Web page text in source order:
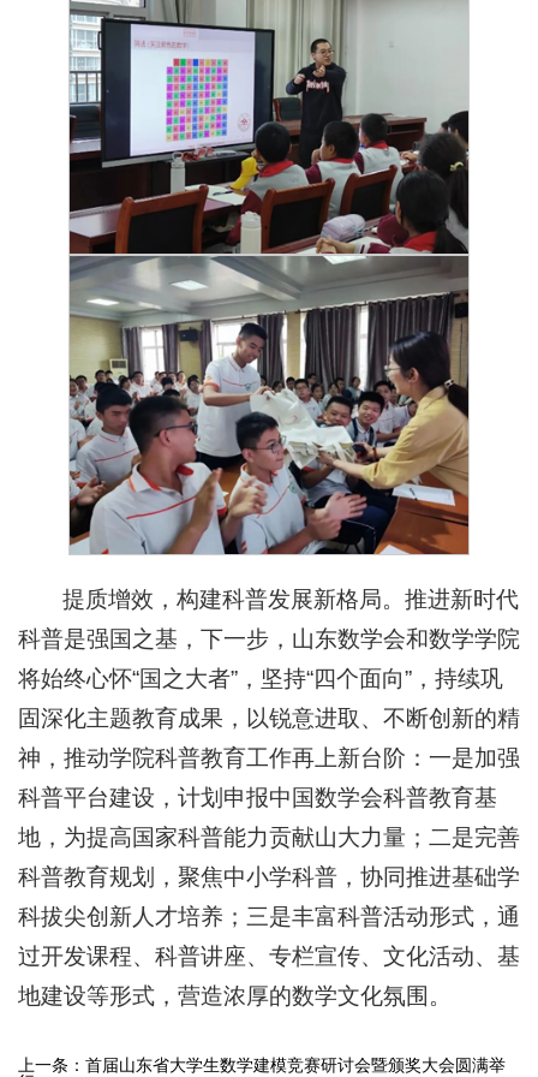
提质增效，构建科普发展新格局。推进新时代
科普是强国之基，下一步，山东数学会和数学学院
将始终心怀“国之大者”，坚持“四个面向”，持续巩
固深化主题教育成果，以锐意进取、不断创新的精
神，推动学院科普教育工作再上新台阶：一是加强
科普平台建设，计划申报中国数学会科普教育基
地，为提高国家科普能力贡献山大力量；二是完善
科普教育规划，聚焦中小学科普，协同推进基础学
科拔尖创新人才培养；三是丰富科普活动形式，通
过开发课程、科普讲座、专栏宣传、文化活动、基
地建设等形式，营造浓厚的数学文化氛围。
上一条： 首届山东省大学生数学建模竞赛研讨会暨颁奖大会圆满举